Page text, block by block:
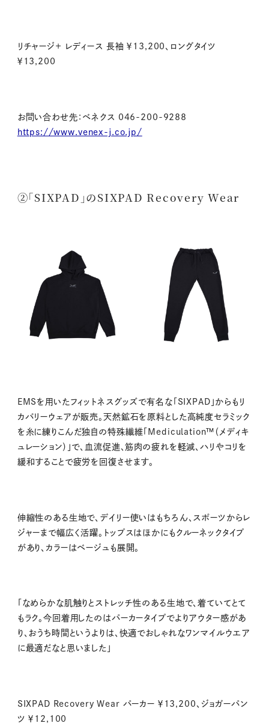
リチャージ＋ レディース 長袖 ￥13,200、ロングタイツ
￥13,200
お問い合わせ先：ベネクス 046-200-9288
https://www.venex-j.co.jp/
②「SIXPAD」のSIXPAD Recovery Wear
EMSを用いたフィットネスグッズで有名な「SIXPAD」からもリ
カバリーウェアが販売。天然鉱石を原料とした高純度セラミック
を糸に練りこんだ独自の特殊繊維「Mediculation™（メディキ
ュレーション）」で、血流促進、筋肉の疲れを軽減、ハリやコリを
緩和することで疲労を回復させます。
伸縮性のある生地で、デイリー使いはもちろん、スポーツからレ
ジャーまで幅広く活躍。トップスはほかにもクルーネックタイプ
があり、カラーはベージュも展開。
「なめらかな肌触りとストレッチ性のある生地で、着ていてとて
もラク。今回着用したのはパーカータイプでよりアウター感があ
り、おうち時間というよりは、快適でおしゃれなワンマイルウエア
に最適だなと思いました」
SIXPAD Recovery Wear パーカー ￥13,200、ジョガーパン
ツ ￥12,100